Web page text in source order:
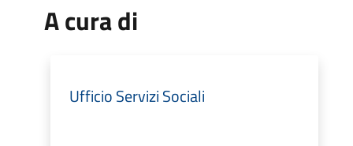
A cura di
Ufficio Servizi Sociali